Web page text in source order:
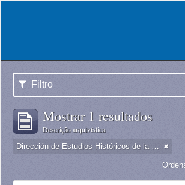
Filtro
Mostrar 1 resultados
Descrição arquivística
Dirección de Estudios Históricos de la Fuerza Aérea